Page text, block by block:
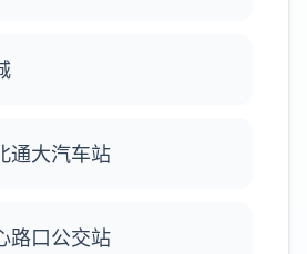
通大汽车站
路口公交站